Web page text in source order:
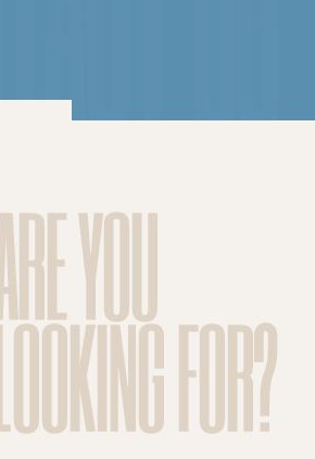
YOU
FOR?